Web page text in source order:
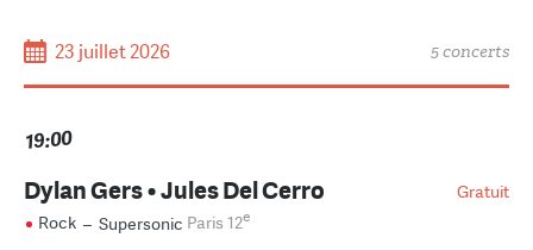
23 juillet 2026 5 concerts
19:00
Gratuit
Dylan Gers • Jules Del Cerro
Rock – Supersonic Paris 12e